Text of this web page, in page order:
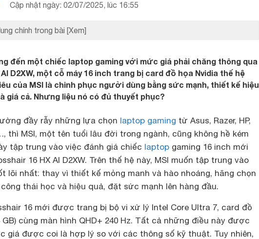
Cập nhật ngày: 02/07/2025, lúc 16:55
chính trong bài [Xem]
đến một chiếc laptop gaming với mức giá phải chăng thông qua
D2XW, một cỗ máy 16 inch trang bị card đồ họa Nvidia thế hệ
của MSI là chinh phục người dùng bằng sức mạnh, thiết kế hiệu
giá cả. Nhưng liệu nó có đủ thuyết phục?
đầy rẫy những lựa chọn laptop gaming từ Asus, Razer, HP,
thì MSI, một tên tuổi lâu đời trong ngành, cũng không hề kém
tập trung vào việc đánh giá chiếc laptop gaming 16 inch mới
16 HX AI D2XW. Trên thế hệ này, MSI muốn tập trung vào
lõi nhất: thay vì thiết kế mỏng manh và hào nhoáng, hãng chọn
thái học và hiệu quả, đặt sức mạnh lên hàng đầu.
16 mới được trang bị bộ vi xử lý Intel Core Ultra 7, card đồ
GB) cùng màn hình QHD+ 240 Hz. Tất cả những điều này được
giá được coi là hợp lý so với các thông số kỹ thuật. Tuy nhiên,